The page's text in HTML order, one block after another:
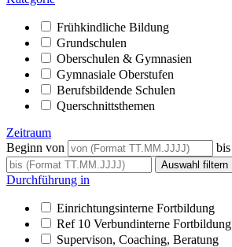
Frühkindliche Bildung
Grundschulen
Oberschulen & Gymnasien
Gymnasiale Oberstufen
Berufsbildende Schulen
Querschnittsthemen
Zeitraum
Beginn von
bis
Durchführung in
Einrichtungsinterne Fortbildung
Ref 10 Verbundinterne Fortbildung
Supervison, Coaching, Beratung